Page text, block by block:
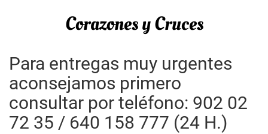
Corazones y Cruces
Para entregas muy urgentes
aconsejamos primero
consultar por teléfono: 902 02
72 35 / 640 158 777 (24 H.)